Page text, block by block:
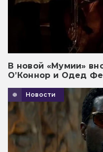
В новой «Мумии»
О’Коннор и Одед
Новости